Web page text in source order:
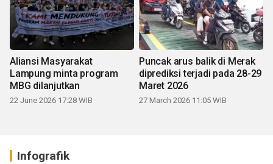
Aliansi Masyarakat
Lampung minta program
MBG dilanjutkan
22 June 2026 17:28 WIB
Puncak arus balik di Merak
diprediksi terjadi pada 28-29
Maret 2026
27 March 2026 11:05 WIB
Infografik